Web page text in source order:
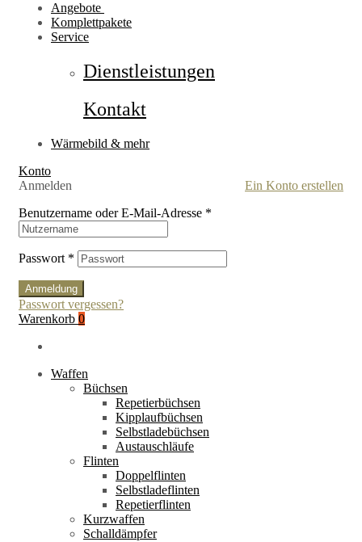
Angebote
Komplettpakete
Service
Dienstleistungen
Kontakt
Wärmebild & mehr
Konto
Anmelden
Ein Konto erstellen
Benutzername oder E-Mail-Adresse *
Passwort *
Anmeldung
Passwort vergessen?
Warenkorb 0
Waffen
Büchsen
Repetierbüchsen
Kipplaufbüchsen
Selbstladebüchsen
Austauschläufe
Flinten
Doppelflinten
Selbstladeflinten
Repetierflinten
Kurzwaffen
Schalldämpfer